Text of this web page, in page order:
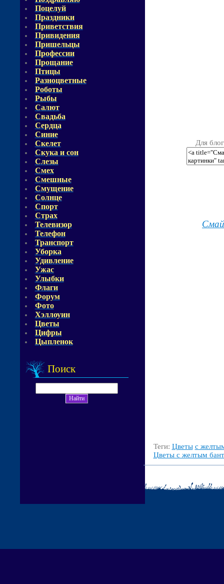
Поцелуй
Праздники
Приветствия
Привидения
Пришельцы
Профессии
Прощание
Птицы
Разноцветные
Роботы
Рыбы
Салют
Свадьба
Сердца
Синие
Скелет
Скука и сон
Слезы
Смех
Смешные
Смущение
Солнце
Спорт
Страх
Телевизор
Телефон
Транспорт
Уборка
Удивление
Ужас
Улыбки
Флаги
Форум
Фото
Хэллоуин
Цветы
Цифры
Цыпленок
Поиск
Для
Теги: Цветы с
Цветы с желтым